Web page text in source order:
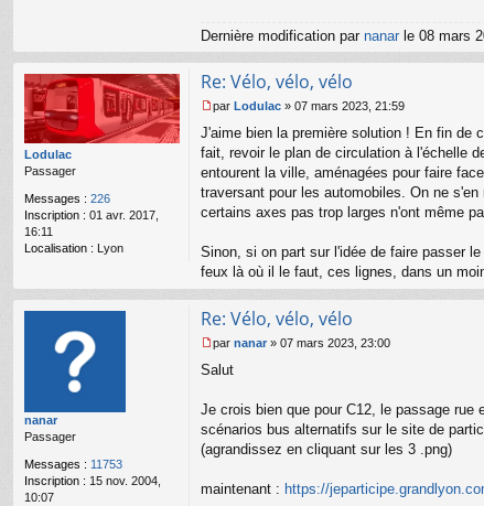
Dernière modification par nanar le 08 mars
Lodulac
Passager
Messages : 226
Inscription : 01 avr. 2017,
16:11
Localisation : Lyon
Re: Vélo, vélo, vélo
e
s
s
g
e
o
n
u
par Lodulac » 07 mars 2023, 21:59
J'aime bien la première solution ! En fin de
fait, revoir le plan de circulation à l'échelle
entourent la ville, aménagées pour faire
traversant pour les automobiles. On ne
certains axes pas trop larges n'ont même
Sinon, si on part sur l'idée de faire passer
feux là où il le faut, ces lignes, dans un
nanar
Passager
Messages : 11753
Inscription : 15 nov. 2004,
10:07
Re: Vélo, vélo, vélo
e
s
g
e
o
par nanar » 07 mars 2023, 23:00
Salut
Je crois bien que pour C12, le passage
scénarios bus alternatifs sur le site de
(agrandissez en cliquant sur les 3 .png)
maintenant : https://